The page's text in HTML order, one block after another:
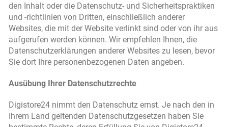
den Inhalt oder die Datenschutz- und Sicherheitspraktiken
und -richtlinien von Dritten, einschließlich anderer
Websites, die mit der Website verlinkt sind oder von ihr aus
aufgerufen werden können. Wir empfehlen Ihnen, die
Datenschutzerklärungen anderer Websites zu lesen, bevor
Sie dort Ihre personenbezogenen Daten angeben.
Ausübung Ihrer Datenschutzrechte
Digistore24 nimmt den Datenschutz ernst. Je nach den in
Ihrem Land geltenden Datenschutzgesetzen haben Sie